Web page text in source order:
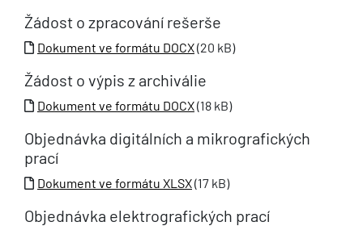
Žádost o zpracování rešerše
Dokument ve formátu DOCX(20 kB)
Žádost o výpis z archiválie
Dokument ve formátu DOCX(18 kB)
Objednávka digitálních a mikrografických
prací
Dokument ve formátu XLSX(17 kB)
Objednávka elektrografických prací